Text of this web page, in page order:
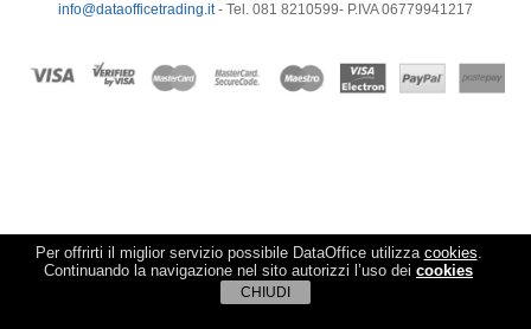
Per offrirti il miglior servizio possibile DataOffice utilizza cookies.
Continuando la navigazione nel sito autorizzi l’uso dei cookies
CHIUDI
info@dataofficetrading.it- Tel. 081 8210599- P.IVA 06779941217